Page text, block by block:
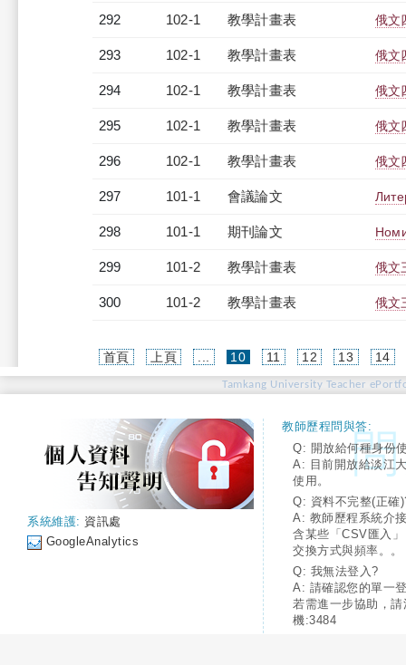
292 102-1 教學計畫表 俄文
293 102-1 教學計畫表 俄文
294 102-1 教學計畫表 俄文
295 102-1 教學計畫表 俄文
296 102-1 教學計畫表 俄文
297 101-1 會議論文
298 101-1 期刊論文
299 101-2 教學計畫表 俄文
300 101-2 教學計畫表 俄文
首頁 上頁 10(current)
11 12 13 14
Tamkang University Teacher
系統維護: 資訊處
GoogleAnalytics
教師歷程問與答:
Q: 開放給何種身份
A: 目前開放給淡江
使用。
Q: 資料不完整(正確
A: 教師歷程系統介
含某些「CSV匯入
交換方式與頻率。。
Q: 我無法登入?
A: 請確認您的單一
若需進一步協助，
機:3484